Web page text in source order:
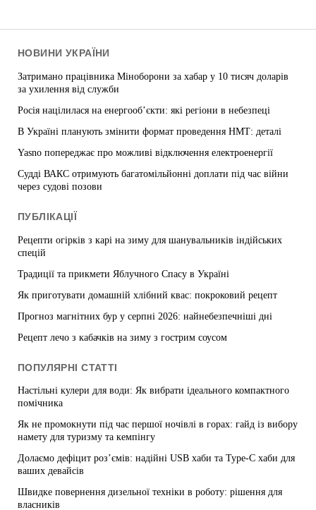
НОВИНИ УКРАЇНИ
Затримано працівника Міноборони за хабар у 10 тисяч доларів
за ухилення від служби
Росія націлилася на енергооб’єкти: які регіони в небезпеці
В Україні планують змінити формат проведення НМТ: деталі
Yasno попереджає про можливі відключення електроенергії
Судді ВАКС отримують багатомільйонні доплати під час війни
через судові позови
ПУБЛІКАЦІЇ
Рецепти огірків з карі на зиму для шанувальників індійських
спецій
Традиції та прикмети Яблучного Спасу в Україні
Як приготувати домашній хлібний квас: покроковий рецепт
Прогноз магнітних бур у серпні 2026: найнебезпечніші дні
Рецепт лечо з кабачків на зиму з гострим соусом
ПОПУЛЯРНІ СТАТТІ
Настільні кулери для води: Як вибрати ідеального компактного
помічника
Як не промокнути під час першої ночівлі в горах: гайд із вибору
намету для туризму та кемпінгу
Долаємо дефіцит роз’ємів: надійні USB хаби та Type-C хаби для
ваших девайсів
Швидке повернення дизельної техніки в роботу: рішення для
власників